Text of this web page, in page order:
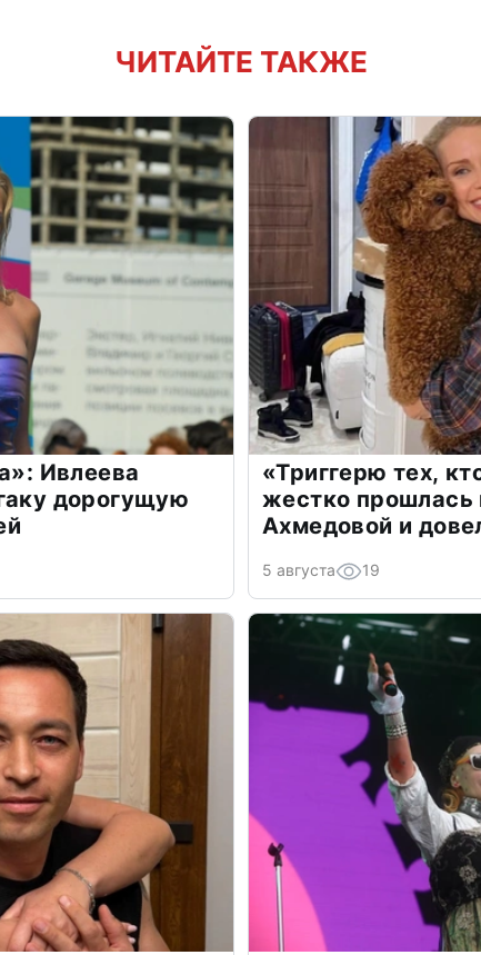
ЧИТАЙТЕ ТАКЖЕ
Ивлеева
дорогущую
«Триггерю тех,
жестко прошлась
Ахмедовой и
5 августа 19